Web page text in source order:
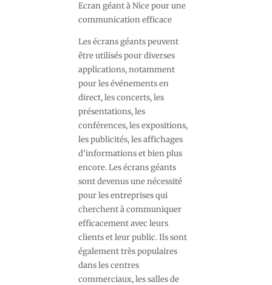
Ecran géant à Nice pour une
communication efficace
Les écrans géants peuvent
être utilisés pour diverses
applications, notamment
pour les événements en
direct, les concerts, les
présentations, les
conférences, les expositions,
les publicités, les affichages
d’informations et bien plus
encore. Les écrans géants
sont devenus une nécessité
pour les entreprises qui
cherchent à communiquer
efficacement avec leurs
clients et leur public. Ils sont
également très populaires
dans les centres
commerciaux, les salles de